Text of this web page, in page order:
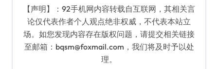
【声明】：92手机网内容转载自互联网，其相关言
论仅代表作者个人观点绝非权威，不代表本站立
场。如您发现内容存在版权问题，请提交相关链接
至邮箱：bqsm@foxmail.com，我们将及时予以处
理。